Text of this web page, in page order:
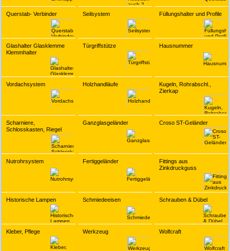
Querstab- Verbinder Seilsystem Füllungshalter und Profile
Glashalter Glasklemme
Klemmhalter
Türgriffstütze Hausnummer
Vordachsystem Holzhandläufe
Kugeln, Rohrabschl.,
Zierkap
Scharniere,
Schlosskasten, Riegel
Ganzglasgeländer Croso ST-Geländer
Nutrohrsystem Fertiggeländer
Fittings aus
Zinkdruckguss
Historische Lampen Schmiedeeisen Schrauben & Dübel
Kleber, Pflege Werkzeug Wolfcraft